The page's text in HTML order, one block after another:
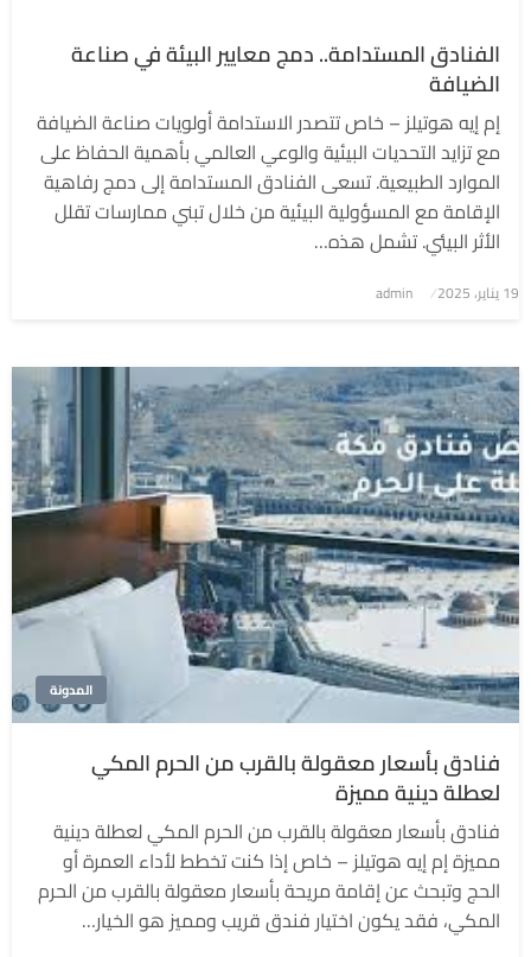
الفنادق المستدامة.. دمج معايير البيئة في صناعة
الضيافة
إم إيه هوتيلز – خاص تتصدر الاستدامة أولويات صناعة الضيافة
مع تزايد التحديات البيئية والوعي العالمي بأهمية الحفاظ على
الموارد الطبيعية. تسعى الفنادق المستدامة إلى دمج رفاهية
الإقامة مع المسؤولية البيئية من خلال تبني ممارسات تقلل
الأثر البيئي. تشمل هذه…
نُشر
19 يناير، 2025 admin
المدونة
فنادق بأسعار معقولة بالقرب من الحرم المكي
لعطلة دينية مميزة
فنادق بأسعار معقولة بالقرب من الحرم المكي لعطلة دينية
مميزة إم إيه هوتيلز – خاص إذا كنت تخطط لأداء العمرة أو
الحج وتبحث عن إقامة مريحة بأسعار معقولة بالقرب من الحرم
المكي، فقد يكون اختيار فندق قريب ومميز هو الخيار…